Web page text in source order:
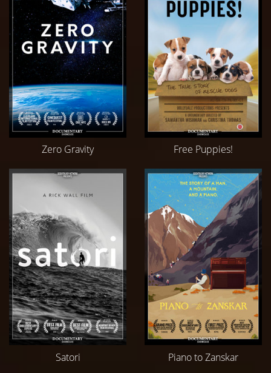
Zero Gravity Free Puppies!
Satori Piano to Zanskar